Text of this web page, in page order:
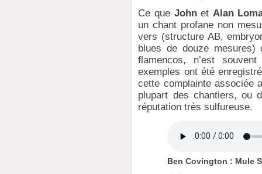
Ce que Johnet Alan
un chant profane non
vers (structure AB,
blues de douze
flamencos, n’est
exemples ont été
cette complainte associée
plupart des chantiers, ou
réputation très sulfureuse.
Ben Covington : Mule